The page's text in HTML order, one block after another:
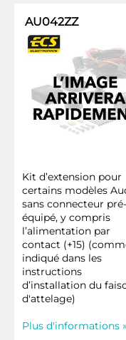
AU042ZZ
Kit d’extension pour
certains modèles
sans connecteur pré-
équipé, y compris
l’alimentation par
contact (+15)
indiqué dans les
instructions
d’installation du
d'attelage)
Plus d'informations »